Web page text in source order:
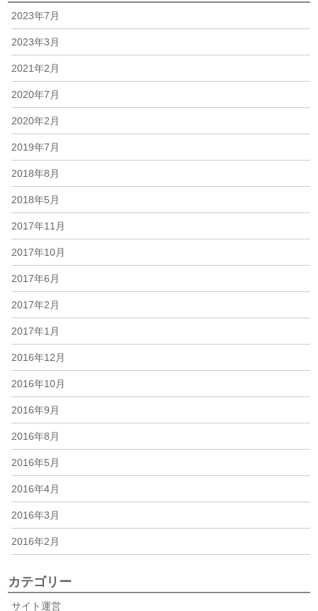
2023年7月
2023年3月
2021年2月
2020年7月
2020年2月
2019年7月
2018年8月
2018年5月
2017年11月
2017年10月
2017年6月
2017年2月
2017年1月
2016年12月
2016年10月
2016年9月
2016年8月
2016年5月
2016年4月
2016年3月
2016年2月
カテゴリー
サイト運営